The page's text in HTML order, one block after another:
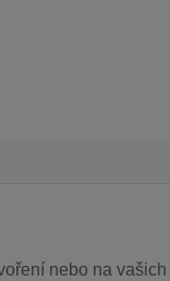
nebo na vašich